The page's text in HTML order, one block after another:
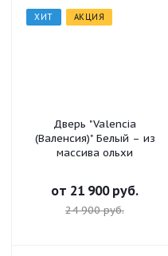
ХИТ АКЦИЯ
Дверь "Valencia
(Валенсия)" Белый – из
массива ольхи
от 21 900 руб.
24 900 руб.